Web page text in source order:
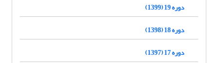
دوره 19 (1399)
دوره 18 (1398)
دوره 17 (1397)